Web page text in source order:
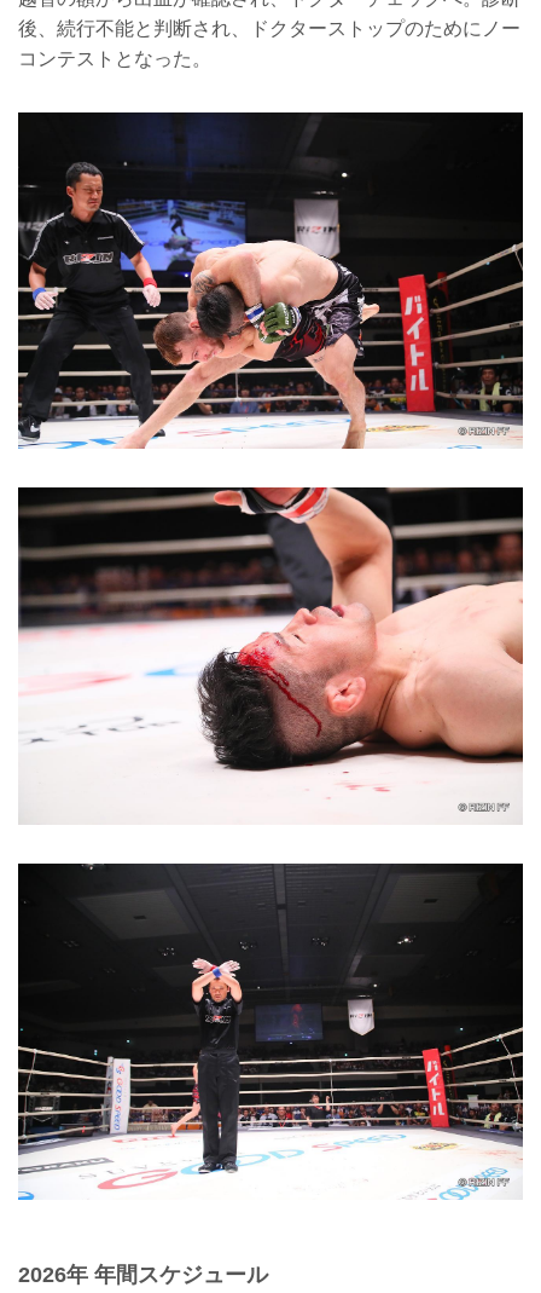
後、続行不能と判断され、ドクターストップのためにノー
コンテストとなった。
2026年 年間スケジュール